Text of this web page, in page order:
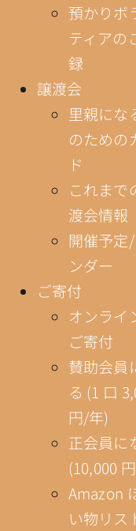
預かりボ
ティアの
録
譲渡会
里親にな
のための
ド
これまで
渡会情報
開催予定
ンダー
ご寄付
オンライ
ご寄付
賛助会員
る (1 口
円/年)
正会員に
(10,000
Amazon
い物リス